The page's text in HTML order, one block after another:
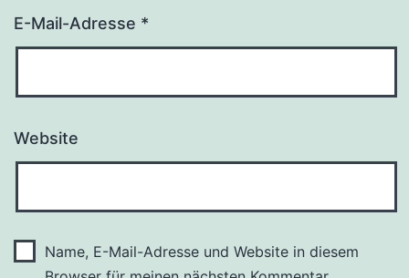
E-Mail-Adresse *
Website
Name, E-Mail-Adresse und Website in diesem